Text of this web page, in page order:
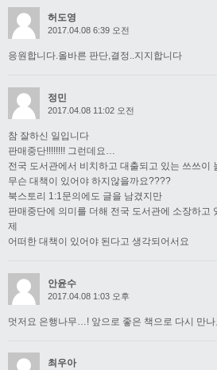
허도영
2017.04.08 6:39 오전
응원합니다.올바른 판단,결정..지지합니다
정민
2017.04.08 11:02 오전
참 잘하신 일입니다
판매중단!!!!!!!! 그런데요…
전국 도서관에서 비치하고 대출되고 있는 쓰쓰이
무슨 대책이 있어야 하지않을까요????
북스토리 1:1문의에도 글을 남겼지만
판매중단에 의미를 더해 전국 도서관에 소장하고
제
어떠한 대책이 있어야 된다고 생각되어서요
안윤수
2017.04.08 1:03 오후
멋저요 은행나무…! 앞으로 좋은 책으로 다시 만
최우아